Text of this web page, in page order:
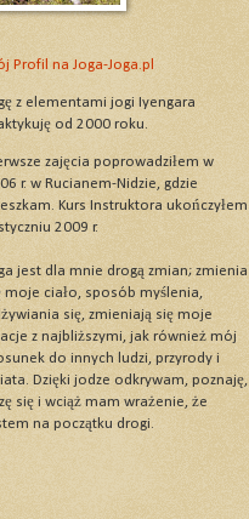
Profil na Joga-Joga.pl
z elementami jogi Iyengara
od 2000 roku.
zajęcia poprowadziłem w
r. w Rucianem-Nidzie, gdzie
Kurs Instruktora ukończyłem
2009 r.
jest dla mnie drogą zmian; zmienia
moje ciało, sposób myślenia,
się, zmieniają się moje
z najbliższymi, jak również mój
do innych ludzi, przyrody i
Dzięki jodze odkrywam, poznaję,
się i wciąż mam wrażenie, że
na początku drogi.